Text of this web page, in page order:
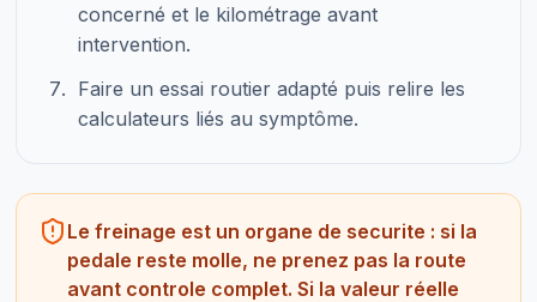
concerné et le kilométrage avant
intervention.
Faire un essai routier adapté puis relire les
calculateurs liés au symptôme.
Le freinage est un organe de securite : si la
pedale reste molle, ne prenez pas la route
avant controle complet. Si la valeur réelle